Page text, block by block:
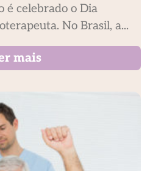
é celebrado o Dia
No Brasil, a...
mais